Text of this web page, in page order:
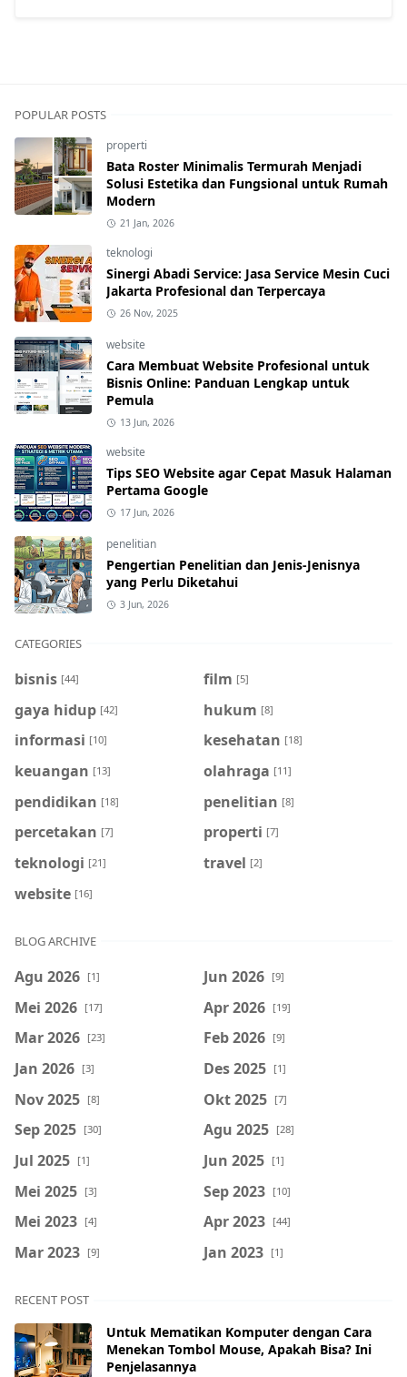
POPULAR POSTS
properti
Bata Roster Minimalis Termurah Menjadi
Solusi Estetika dan Fungsional untuk Rumah
Modern
21 Jan, 2026
teknologi
Sinergi Abadi Service: Jasa Service Mesin Cuci
Jakarta Profesional dan Terpercaya
26 Nov, 2025
website
Cara Membuat Website Profesional untuk
Bisnis Online: Panduan Lengkap untuk
Pemula
13 Jun, 2026
website
Tips SEO Website agar Cepat Masuk Halaman
Pertama Google
17 Jun, 2026
penelitian
Pengertian Penelitian dan Jenis-Jenisnya
yang Perlu Diketahui
3 Jun, 2026
CATEGORIES
bisnis [44] film [5]
gaya hidup [42] hukum [8]
informasi [10] kesehatan [18]
keuangan [13] olahraga [11]
pendidikan [18] penelitian [8]
percetakan [7] properti [7]
teknologi [21] travel [2]
website [16]
BLOG ARCHIVE
Agu 2026 [1] Jun 2026 [9]
Mei 2026 [17] Apr 2026 [19]
Mar 2026 [23] Feb 2026 [9]
Jan 2026 [3] Des 2025 [1]
Nov 2025 [8] Okt 2025 [7]
Sep 2025 [30] Agu 2025 [28]
Jul 2025 [1] Jun 2025 [1]
Mei 2025 [3] Sep 2023 [10]
Mei 2023 [4] Apr 2023 [44]
Mar 2023 [9] Jan 2023 [1]
RECENT POST
Untuk Mematikan Komputer dengan Cara
Menekan Tombol Mouse, Apakah Bisa? Ini
Penjelasannya